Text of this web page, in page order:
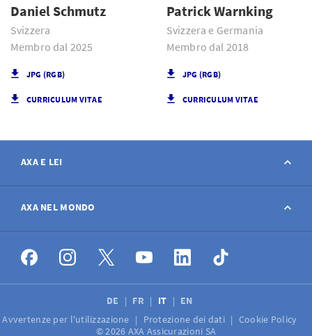
Daniel Schmutz
Svizzera
Membro dal 2025
JPG (RGB)
CURRICULUM VITAE
Patrick Warnking
Svizzera e Germania
Membro dal 2018
JPG (RGB)
CURRICULUM VITAE
AXA E LEI
Contatto
Avviso sinistro
Offerte di lavoro
Media
AXA NEL MONDO
AXA nel mondo
DE FR IT
EN
Avvertenze per l'utilizzazione
Protezione dei dati
Cookie Policy
© 2026 AXA Assicurazioni SA